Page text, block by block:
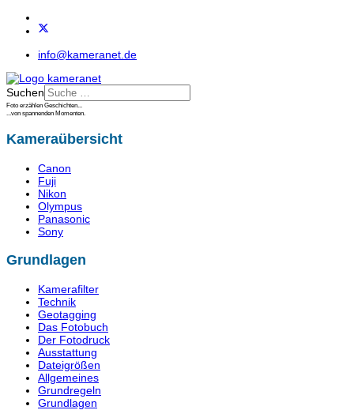
info@kameranet.de
Suchen
Foto erzählen Geschichten...
...von spannenden Momenten.
Kameraübersicht
Canon
Fuji
Nikon
Olympus
Panasonic
Sony
Grundlagen
Kamerafilter
Technik
Geotagging
Das Fotobuch
Der Fotodruck
Ausstattung
Dateigrößen
Allgemeines
Grundregeln
Grundlagen